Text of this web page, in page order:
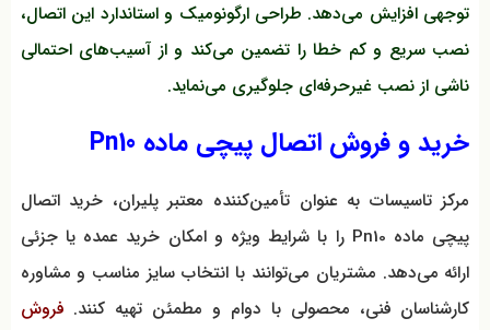
توجهی افزایش می‌دهد. طراحی ارگونومیک و استاندارد این اتصال،
نصب سریع و کم خطا را تضمین می‌کند و از آسیب‌های احتمالی
ناشی از نصب غیرحرفه‌ای جلوگیری می‌نماید.
خرید و فروش اتصال پیچی ماده Pn10
مرکز تاسیسات به عنوان تأمین‌کننده معتبر پلیران، خرید اتصال
پیچی ماده Pn10 را با شرایط ویژه و امکان خرید عمده یا جزئی
ارائه می‌دهد. مشتریان می‌توانند با انتخاب سایز مناسب و مشاوره
کارشناسان فنی، محصولی با دوام و مطمئن تهیه کنند. فروش